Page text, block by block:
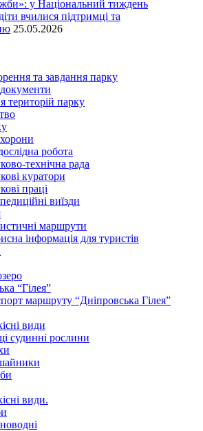
у Національний тиждень
вчилися підтримці та
25.05.2026
та завдання парку
територій парку
робота
технічна рада
куратори
праці
виїзди
маршрути
інформація для туристів
“Гілея”
маршруту “Дніпровська Гілея”
види
судинні рослини
види.